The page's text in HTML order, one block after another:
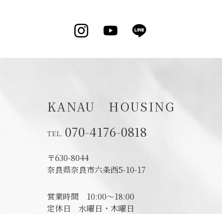
Instagram
YouTube
KANAU HOUSING
070-4176-0818
〒630-8044
奈良県奈良市六条西5-10-17
営業時間 10:00～18:00
定休日 水曜日・木曜日